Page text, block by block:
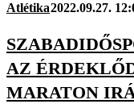
Atlétika2022.09.27.
AZ
MARATON